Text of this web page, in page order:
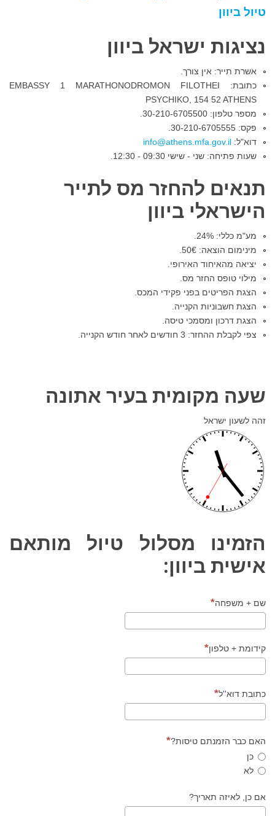
טיול ביוון
נציגות ישראל ביוון
אשרת תייר: אין צורך.
כתובת: EMBASSY 1 MARATHONODROMON FILOTHEI
PSYCHIKO, 154 52 ATHENS
מספר טלפון: 30-210-6705500.
פקס: 30-210-6705555.
דוא"ל:
שעות פתיחה: שני - שישי 09:30 - 12:30.
תנאים להחזר מס לתייר
הישראלי ביוון
מע"מ כללי: 24%.
מינימום הוצאה: 50 €.
יציאה מהאיחוד האירופי.
מילוי טופס החזר מס.
הצגת הפריטים בפני פקידי המכס.
הצגת חשבוניות הקנייה.
הצגת דרכון ומסמכי טיסה.
צפי לקבלת ההחזר: 3 חודשים לאחר חודש הקנייה.
שעה מקומית בעיר אתונה
זהה לשעון ישראל
הזמינו מסלול טיול מותאם
אישית ביוון:
שם + משפחה
קידומת + טלפון
כתובת דוא''ל
האם כבר הזמנתם טיסות?
כן
לא
אם כן, לאיזה תאריך?